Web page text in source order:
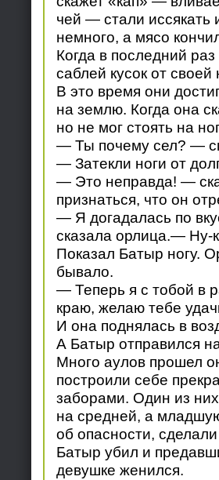
чей — стали иссякать
немного, а мясо
Когда в последний
саблей кусок от
В это время они
на землю. Когда она
но не мог стоять на
— Ты почему сел? —
— Затекли ноги от
— Это неправда! —
признаться, что он
— Я догадалась по
сказала орлица.— Ну-
Показал Батыр ногу.
бывало.
— Теперь я с тобой в
краю, желаю тебе
И она поднялась в
А Батыр отправился
Много аулов прошел
построили себе
заборами. Один из
на средней, а
об опасности,
Батыр убил и
девушке женился.